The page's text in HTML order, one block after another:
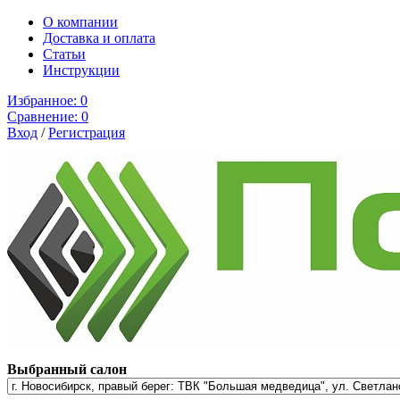
О компании
Доставка и оплата
Cтатьи
Инструкции
Избранное: 0
Сравнение: 0
Вход /Регистрация
Выбранный салон